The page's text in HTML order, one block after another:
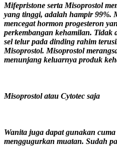
Mifepristone serta Misoprostol
yang tinggi, adalah hampir 99%.
mencegat hormon progesteron
perkembangan kehamilan. Tidak
sel telur pada dinding rahim
Misoprostol. Misoprostol
menunjang keluarnya produk
Misoprostol atau Cytotec saja
Wanita juga dapat gunakan
menggugurkan muatan. Sudah